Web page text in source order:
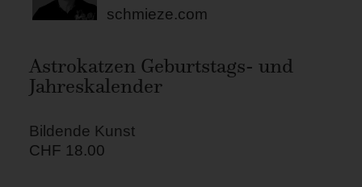
schmieze.com
Astrokatzen Geburtstags- und
Jahreskalender
Bildende Kunst
CHF 18.00